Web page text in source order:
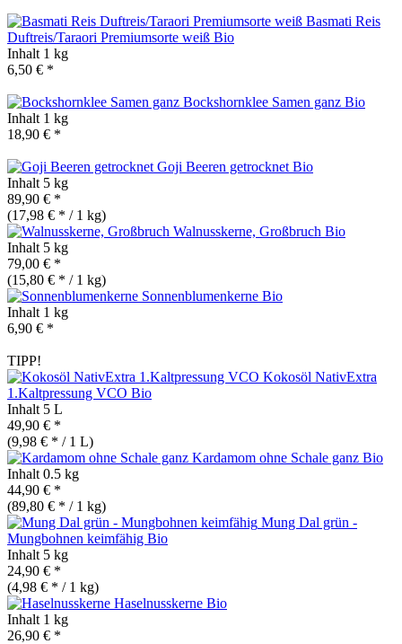
Basmati Reis
Duftreis/Taraori Premiumsorte weiß Bio
Inhalt 1 kg
6,50 € *
Bockshornklee Samen ganz Bio
Inhalt 1 kg
18,90 € *
Goji Beeren getrocknet Bio
Inhalt 5 kg
89,90 € *
(17,98 € * / 1 kg)
Walnusskerne, Großbruch Bio
Inhalt 5 kg
79,00 € *
(15,80 € * / 1 kg)
Sonnenblumenkerne Bio
Inhalt 1 kg
6,90 € *
TIPP!
Kokosöl NativExtra
1.Kaltpressung VCO Bio
Inhalt 5 L
49,90 € *
(9,98 € * / 1 L)
Kardamom ohne Schale ganz Bio
Inhalt 0.5 kg
44,90 € *
(89,80 € * / 1 kg)
Mung Dal grün -
Mungbohnen keimfähig Bio
Inhalt 5 kg
24,90 € *
(4,98 € * / 1 kg)
Haselnusskerne Bio
Inhalt 1 kg
26,90 € *